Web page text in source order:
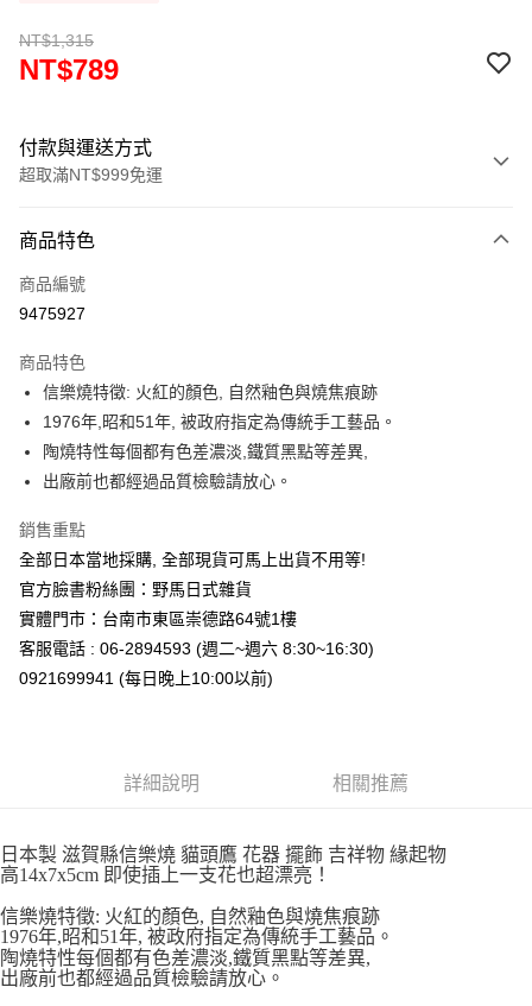
NT$1,315
NT$789
付款與運送方式
超取滿NT$999免運
信用卡一次付款
信用卡分期付款
合作金庫商業銀行
華南商業銀行
彰化商業銀行
上海商業儲蓄銀行
台北富邦商業銀行
國泰世華商業銀行
兆豐國際商業銀行
臺灣中小企業銀行
聯邦商業銀行
元大商業銀行
永豐商業銀行
玉山商業銀行
台新國際商業銀行
台灣樂天信用卡公司
超商取貨付款
LINE Pay
Apple Pay
悠遊付
Google Pay
ATM付款
每筆NT$65，滿NT$999(含以上)免運費
每筆NT$65，滿NT$999(含以上)免運費
每筆NT$65，滿NT$999(含以上)免運費
付款後7-11取貨
商品特色
商品編號
9475927
商品特色
信樂燒特徵: 火紅的顏色, 自然釉色與燒焦痕跡
1976年,昭和51年, 被政府指定為傳統手工藝品。
陶燒特性每個都有色差濃淡,鐵質黑點等差異,
出廠前也都經過品質檢驗請放心。
銷售重點
全部日本當地採購, 全部現貨可馬上出貨不用等!
官方臉書粉絲團：野馬日式雜貨
實體門市：台南市東區崇德路64號1樓
客服電話 : 06-2894593 (週二~週六 8:30~16:30)
0921699941 (每日晚上10:00以前)
詳細說明 相關推薦
日本製 滋賀縣信樂燒 貓頭鷹 花器 擺飾 吉祥物 緣起物
高14x7x5cm 即使插上一支花也超漂亮！
信樂燒特徵: 火紅的顏色, 自然釉色與燒焦痕跡
1976年,昭和51年, 被政府指定為傳統手工藝品。
陶燒特性每個都有色差濃淡,鐵質黑點等差異,
出廠前也都經過品質檢驗請放心。